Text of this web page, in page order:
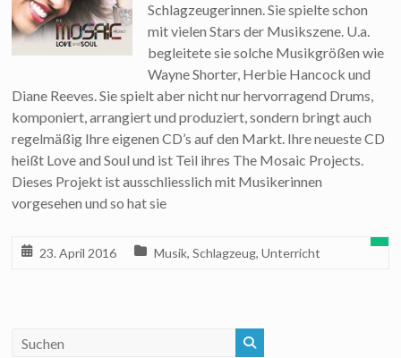
Schlagzeugerinnen. Sie spielte schon
mit vielen Stars der Musikszene. U.a.
begleitete sie solche Musikgrößen wie
Wayne Shorter, Herbie Hancock und
Diane Reeves. Sie spielt aber nicht nur hervorragend Drums,
komponiert, arrangiert und produziert, sondern bringt auch
regelmäßig Ihre eigenen CD’s auf den Markt. Ihre neueste CD
heißt Love and Soul und ist Teil ihres The Mosaic Projects.
Dieses Projekt ist ausschliesslich mit Musikerinnen
vorgesehen und so hat sie
23. April 2016 Musik,Schlagzeug,Unterricht